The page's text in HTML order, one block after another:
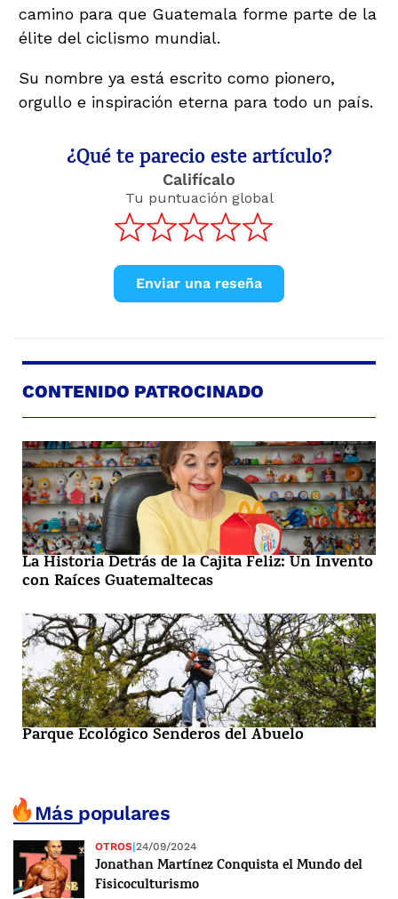
camino para que Guatemala forme parte de la
élite del ciclismo mundial.
Su nombre ya está escrito como pionero,
orgullo e inspiración eterna para todo un país.
¿Qué te parecio este artículo?
Califícalo
Tu puntuación global
Enviar una reseña
CONTENIDO PATROCINADO
La Historia Detrás de la Cajita Feliz: Un Invento
con Raíces Guatemaltecas
Parque Ecológico Senderos del Abuelo
Más populares
OTROS|24/09/2024
Jonathan Martínez Conquista el Mundo del
Fisicoculturismo